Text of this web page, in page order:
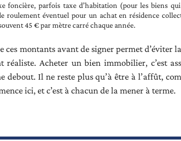
foncière, parfois taxe d’habitation (pour les biens
roulement éventuel pour un achat en résidence
45 € par mètre carré chaque année.
ces montants avant de signer permet d’éviter
Acheter un bien immobilier, c’est
debout. Il ne reste plus qu’à être à l’affût,
ici, et c’est à chacun de la mener à terme.